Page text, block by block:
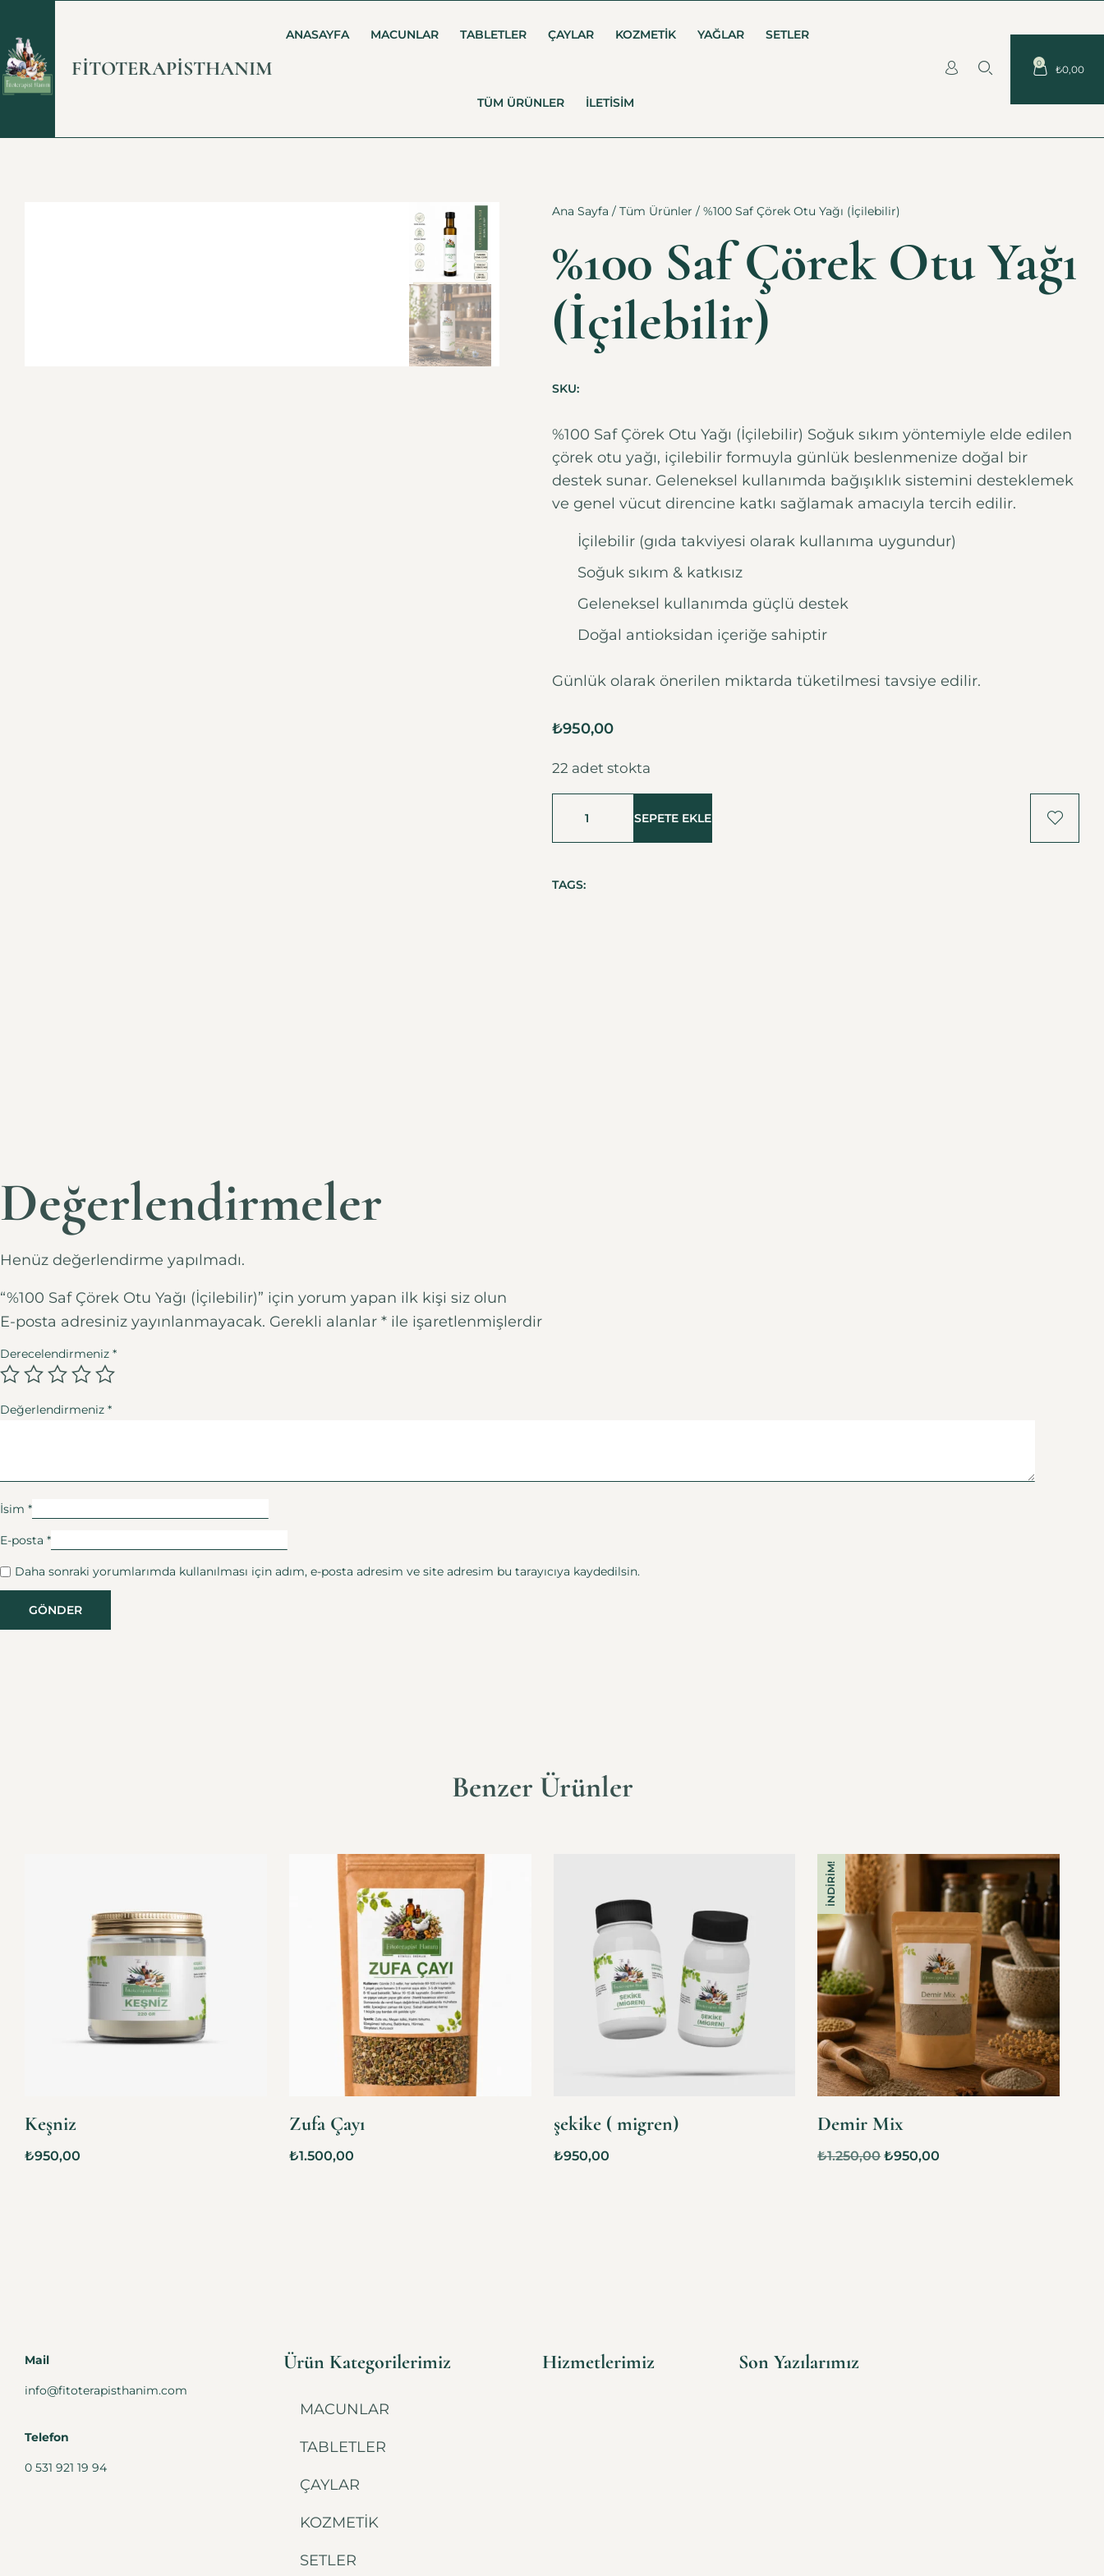
FİTOTERAPİSTHANIM
ANASAYFA MACUNLAR TABLETLER ÇAYLAR KOZMETIK YAĞLAR SETLER
TÜM ÜRÜNLER İLETISIM
₺0,00
0
Ana Sayfa / Tüm Ürünler / %100 Saf Çörek Otu Yağı (İçilebilir)
%100 Saf Çörek Otu Yağı
(İçilebilir)
SKU:
%100 Saf Çörek Otu Yağı (İçilebilir) Soğuk sıkım yöntemiyle elde edilen
çörek otu yağı, içilebilir formuyla günlük beslenmenize doğal bir
destek sunar. Geleneksel kullanımda bağışıklık sistemini desteklemek
ve genel vücut direncine katkı sağlamak amacıyla tercih edilir.
İçilebilir (gıda takviyesi olarak kullanıma uygundur)
Soğuk sıkım & katkısız
Geleneksel kullanımda güçlü destek
Doğal antioksidan içeriğe sahiptir
Günlük olarak önerilen miktarda tüketilmesi tavsiye edilir.
₺950,00
22 adet stokta
SEPETE EKLE
TAGS:
Değerlendirmeler
Henüz değerlendirme yapılmadı.
“%100 Saf Çörek Otu Yağı (İçilebilir)” için yorum yapan ilk kişi siz olun
E-posta adresiniz yayınlanmayacak. Gerekli alanlar * ile işaretlenmişlerdir
Derecelendirmeniz *
Değerlendirmeniz *
İsim *
E-posta *
Daha sonraki yorumlarımda kullanılması için adım, e-posta adresim ve site adresim bu tarayıcıya kaydedilsin.
Benzer Ürünler
Keşniz
₺950,00
Zufa Çayı
₺1.500,00
şekike ( migren)
₺950,00
İNDIRIM!
Demir Mix
₺1.250,00 ₺950,00
Mail
info@fitoterapisthanim.com
Telefon
0 531 921 19 94
Ürün Kategorilerimiz
MACUNLAR
TABLETLER
ÇAYLAR
KOZMETİK
SETLER
Hizmetlerimiz Son Yazılarımız